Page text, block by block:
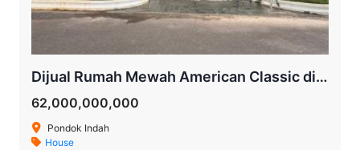
Dijual Rumah Mewah American Classic di Pondok Indah Jakarta Selatan
62,000,000,000
Pondok Indah
House